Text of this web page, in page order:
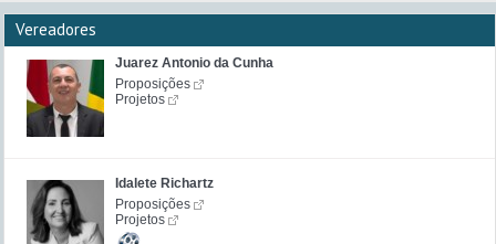
Vereadores
Juarez Antonio da Cunha
Proposições
Projetos
Idalete Richartz
Proposições
Projetos